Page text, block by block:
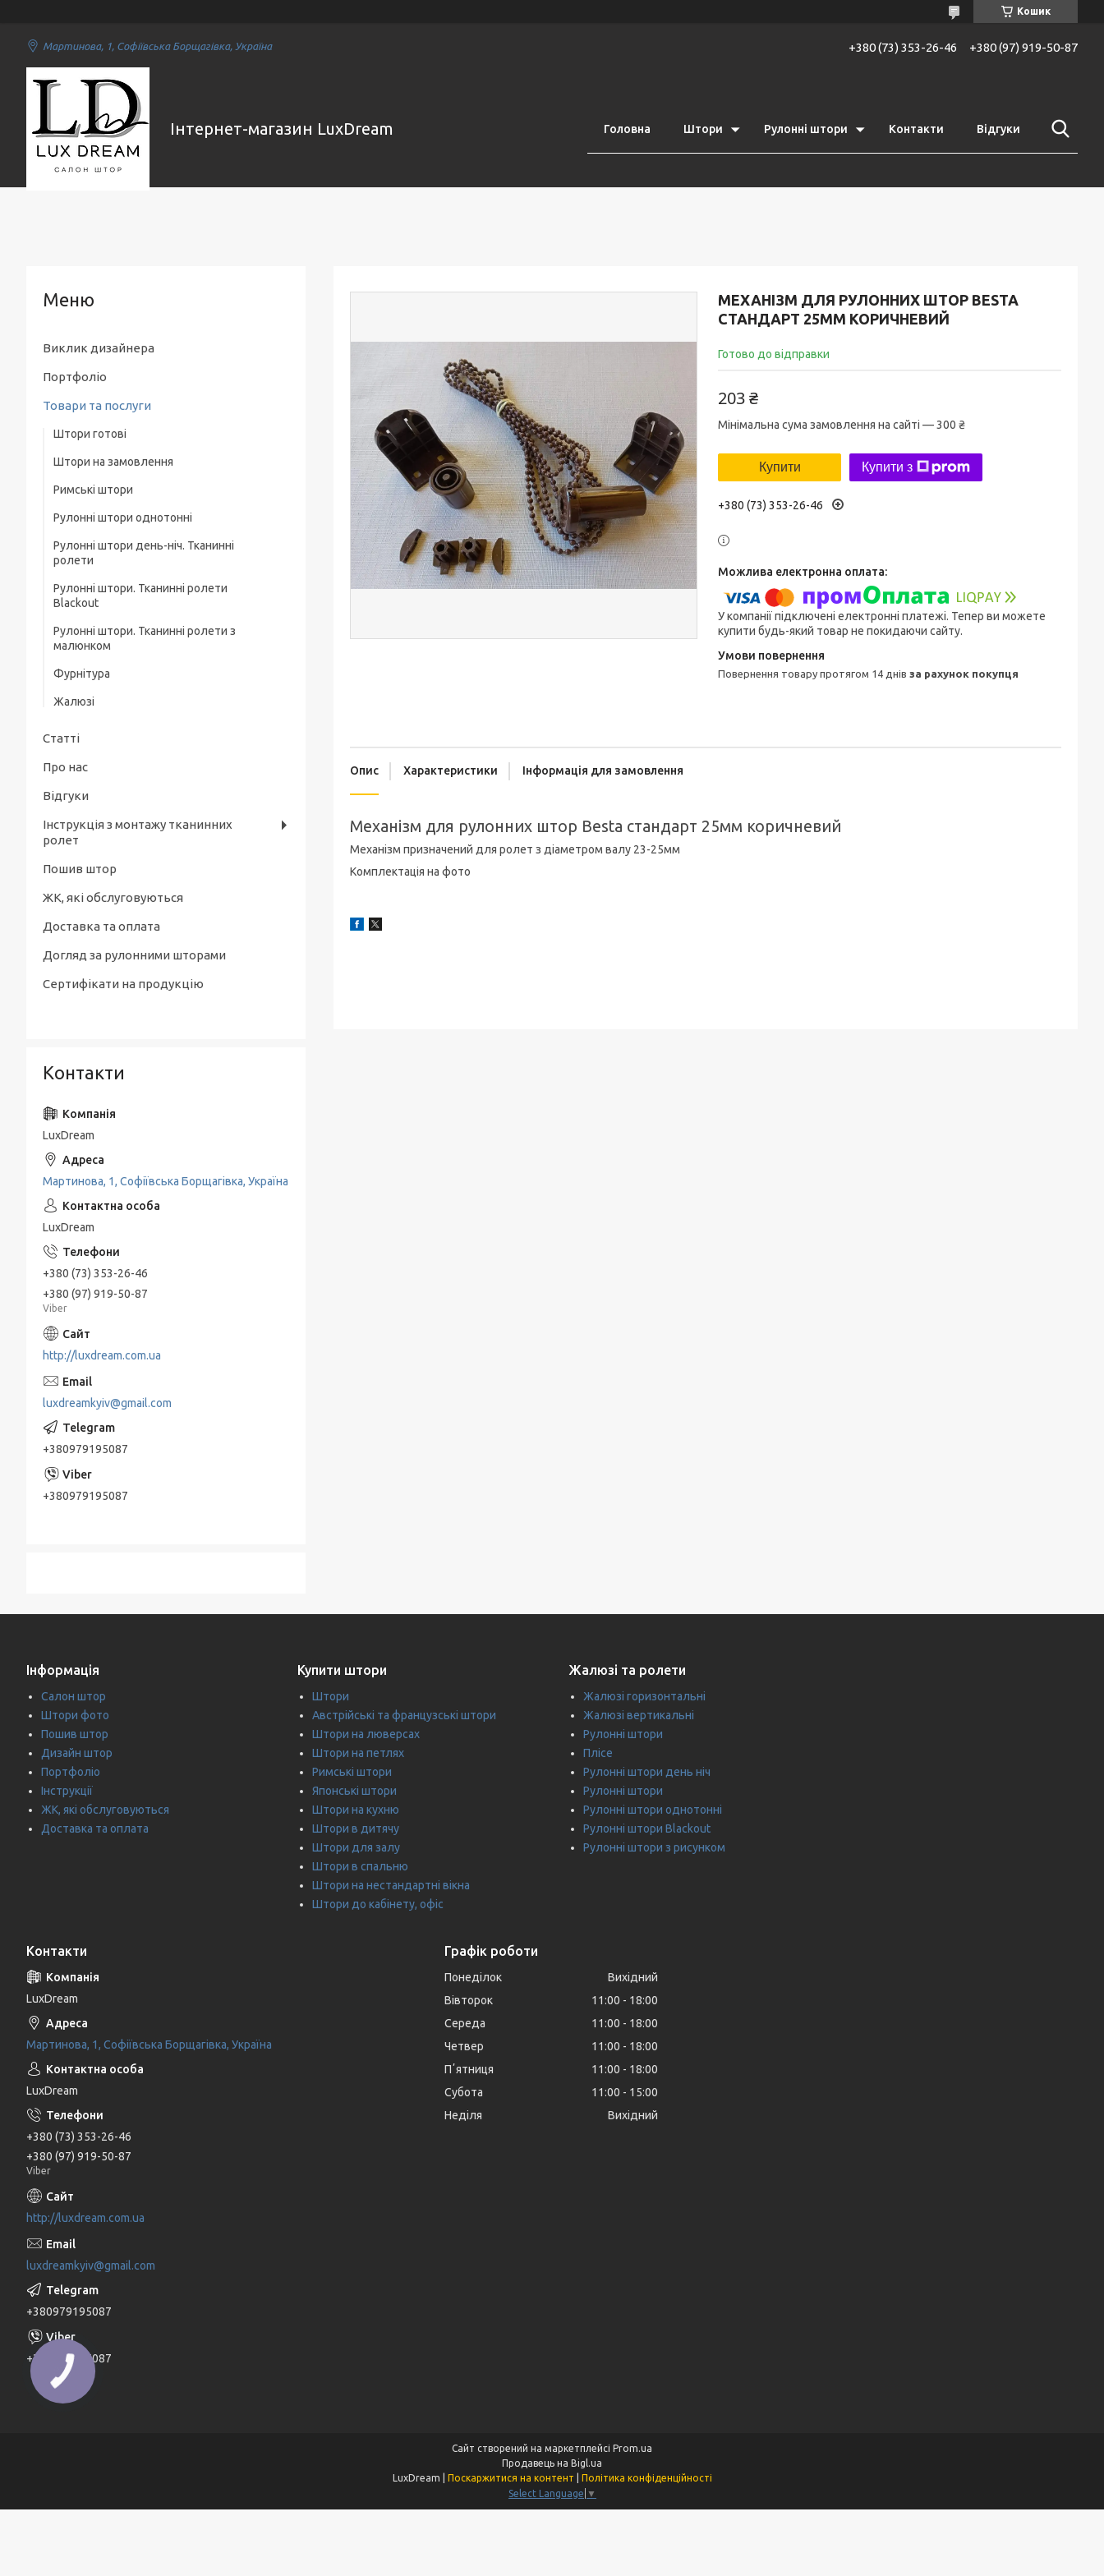
Кошик
Мартинова, 1, Софіївська Борщагівка, Україна +380 (73) 353-26-46 +380 (97) 919-50-87
Інтернет-магазин LuxDream Головна Штори Рулонні штори Контакти Відгуки
МЕХАНІЗМ ДЛЯ РУЛОННИХ ШТОР BESTA
СТАНДАРТ 25ММ КОРИЧНЕВИЙ
Готово до відправки
203 ₴
Мінімальна сума замовлення на сайті — 300 ₴
Купити Купити з
+380 (73) 353-26-46
У компанії підключені електронні платежі. Тепер ви можете
купити будь-який товар не покидаючи сайту.
повернення товару протягом 14 днів за рахунок покупця
Опис Характеристики Інформація для замовлення
Механізм для рулонних штор Besta стандарт 25мм коричневий
Механізм призначений для ролет з діаметром валу 23-25мм
Комплектація на фото
Виклик дизайнера
Портфоліо
Товари та послуги
Штори готові
Фурнітура для штор
Тюль
Штори на замовлення
Римські штори
Рулонні штори однотонні
Рулонні штори Льон. Тканинні ролети
Лен
Рулонні штори Lazur. Тканинні ролети
Рулонні штори Berlin. Тканинні ролети
Рулонні штори Screen. Тканинні ролети
Рулонні штори А. Тканинні ролети А
Рулонні штори Luminis. Тканинні ролети
Рулонні штори Miracle. Тканинні ролети
Рулонні штори день-ніч. Тканинні
ролети
Рулонні штори. Тканинні ролети день-ніч
Однотонні
Рулонні штори день-ніч з фактурою.
Тканинні ролети день-ніч
Рулонні штори день-ніч під натуральні.
Тканинні ролети день-ніч
Рулонні штори день-ніч Blackout.
Рулонні штори. Тканинні ролети
Blackout
Рулонні штори. Тканинні ролети з
малюнком
Фурнітура
Жалюзі
Статті
Про нас
Відгуки
Інструкція з монтажу тканинних
ролет
Пошив штор
ЖК, які обслуговуються
Доставка та оплата
Догляд за рулонними шторами
Сертифікати на продукцію
Контакти
LuxDream
Мартинова, 1, Софіївська Борщагівка, Україна
LuxDream
+380 (73) 353-26-46
+380 (97) 919-50-87
Viber
http://luxdream.com.ua
luxdreamkyiv@gmail.com
+380979195087
+380979195087
Інформація
Салон штор
Штори фото
Пошив штор
Дизайн штор
Портфоліо
Інструкції
ЖК, які обслуговуються
Доставка та оплата
Купити штори
Штори
Австрійські та французські штори
Штори на люверсах
Штори на петлях
Римські штори
Японські штори
Штори на кухню
Штори в дитячу
Штори для залу
Штори в спальню
Штори на нестандартні вікна
Штори до кабінету, офіс
Жалюзі та ролети
Жалюзі горизонтальні
Жалюзі вертикальні
Рулонні штори
Плісе
Рулонні штори день ніч
Рулонні штори
Рулонні штори однотонні
Рулонні штори Blackout
Рулонні штори з рисунком
Контакти
LuxDream
Мартинова, 1, Софіївська Борщагівка, Україна
LuxDream
+380 (73) 353-26-46
+380 (97) 919-50-87
Viber
http://luxdream.com.ua
luxdreamkyiv@gmail.com
+380979195087
+380979195087
Графік роботи
Понеділок
Вихідний
Вівторок
11:00
18:00
Середа
11:00
18:00
Четвер
11:00
18:00
Пʼятниця
11:00
18:00
Субота
11:00
15:00
Неділя
Вихідний
Сайт створений на маркетплейсі Prom.ua
Продавець на Bigl.ua
Поскаржитися на контент
Політика конфіденційності
Select Language ▼